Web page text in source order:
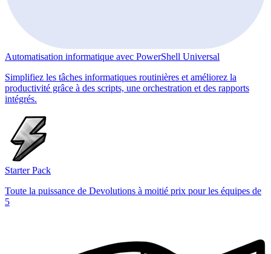
Automatisation informatique avec PowerShell Universal
Simplifiez les tâches informatiques routinières et améliorez la
productivité grâce à des scripts, une orchestration et des rapports
intégrés.
Starter Pack
Toute la puissance de Devolutions à moitié prix pour les équipes de
5